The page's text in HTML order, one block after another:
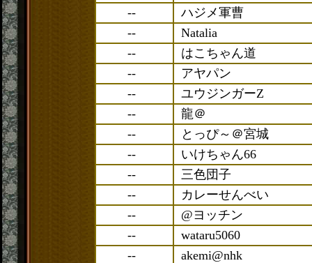
--
ハジメ軍曹
--
Natalia
--
はこちゃん道
--
アヤパン
--
ユウジンガーZ
--
龍＠
--
とっぴ～＠宮城
--
いけちゃん66
--
三色団子
--
カレーせんべい
--
@ヨッチン
--
wataru5060
--
akemi@nhk